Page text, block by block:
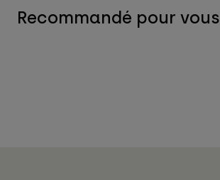
Recommandé pour vous